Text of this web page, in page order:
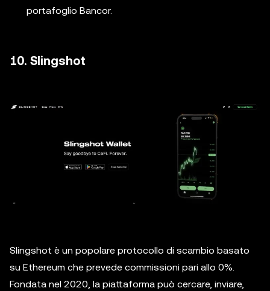
portafoglio Bancor.
10. Slingshot
Slingshot è un popolare protocollo di scambio basato
su Ethereum che prevede commissioni pari allo 0%.
Fondata nel 2020, la piattaforma può cercare, inviare,